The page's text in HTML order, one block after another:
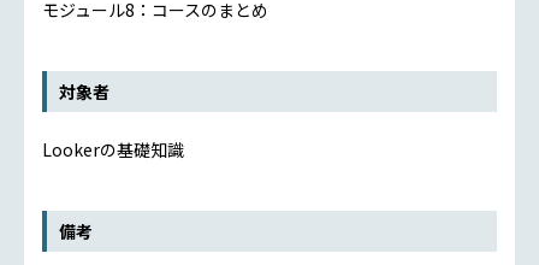
モジュール8：コースのまとめ
対象者
Lookerの基礎知識
備考